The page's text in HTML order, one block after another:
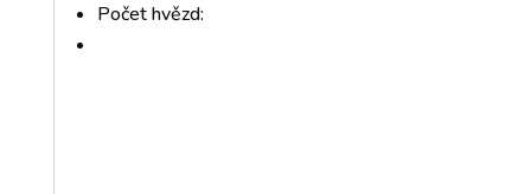
Počet hvězd: